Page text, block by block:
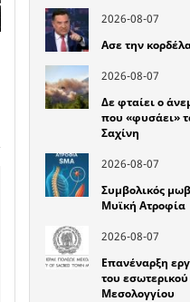
2026-08-07
Ασε την
2026-08-07
Δε φταίει ο
που «φυσάει»
Σαχίνη
2026-08-07
Συμβολικός
Μυϊκή Ατροφία
2026-08-07
Επανέναρξη
του
Μεσολογγίου